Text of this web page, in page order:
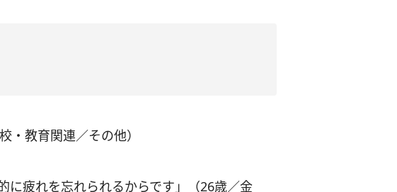
・教育関連／その他）
に疲れを忘れられるからです」（26歳／金